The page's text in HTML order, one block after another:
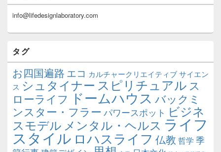
info@lifedesignlaboratory.com
タグ
お四国遍路 エコ カルチャークリエイティブサイエン
ス シュタイナー スピリチュアル ス
ローライフ ドームハウス バックミ
ンスター・フラー パワースポット ビジネ
スモデル メンタル・ヘルス ライフ
スタイル ロハスライフ 仏教 哲学 季